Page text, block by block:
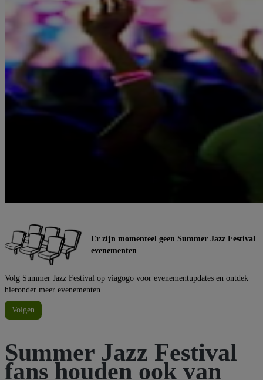
Er zijn momenteel geen Summer Jazz Festival
evenementen
Volg Summer Jazz Festival op viagogo voor evenementupdates en ontdek
hieronder meer evenementen.
Volgen
Summer Jazz Festival
fans houden ook van